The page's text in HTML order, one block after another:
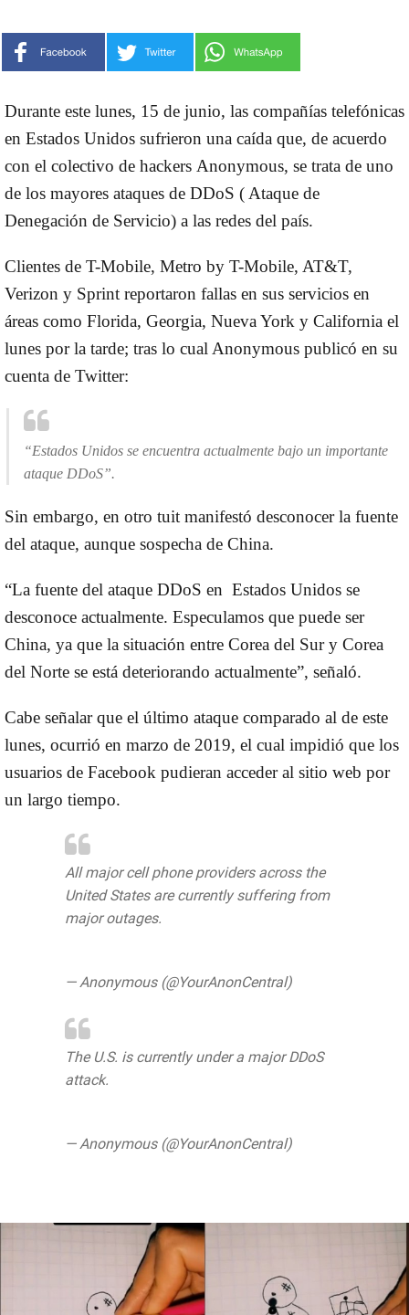
Durante este lunes, 15 de junio, las compañías telefónicas
en Estados Unidos sufrieron una caída que, de acuerdo
con el colectivo de hackers Anonymous, se trata de uno
de los mayores ataques de DDoS ( Ataque de
Denegación de Servicio) a las redes del país.
Clientes de T-Mobile, Metro by T-Mobile, AT&T,
Verizon y Sprint reportaron fallas en sus servicios en
áreas como Florida, Georgia, Nueva York y California el
lunes por la tarde; tras lo cual Anonymous publicó en su
cuenta de Twitter:
“Estados Unidos se encuentra actualmente bajo un importante
ataque DDoS”.
Sin embargo, en otro tuit manifestó desconocer la fuente
del ataque, aunque sospecha de China.
“La fuente del ataque DDoS en Estados Unidos se
desconoce actualmente. Especulamos que puede ser
China, ya que la situación entre Corea del Sur y Corea
del Norte se está deteriorando actualmente”, señaló.
Cabe señalar que el último ataque comparado al de este
lunes, ocurrió en marzo de 2019, el cual impidió que los
usuarios de Facebook pudieran acceder al sitio web por
un largo tiempo.
All major cell phone providers across the
United States are currently suffering from
major outages.
— Anonymous (@YourAnonCentral)
The U.S. is currently under a major DDoS
attack.
— Anonymous (@YourAnonCentral)